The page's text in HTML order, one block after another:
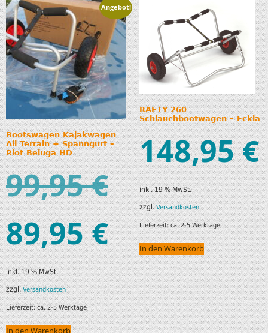
Angebot!
Bootswagen Kajakwagen
All Terrain + Spanngurt –
Riot Beluga HD
99,95€
89,95€
inkl. 19 % MwSt.
zzgl.Versandkosten
Lieferzeit:ca. 2-5 Werktage
RAFTY 260
Schlauchbootwagen – Eckla
148,95€
inkl. 19 % MwSt.
zzgl.Versandkosten
Lieferzeit:ca. 2-5 Werktage
In den Warenkorb